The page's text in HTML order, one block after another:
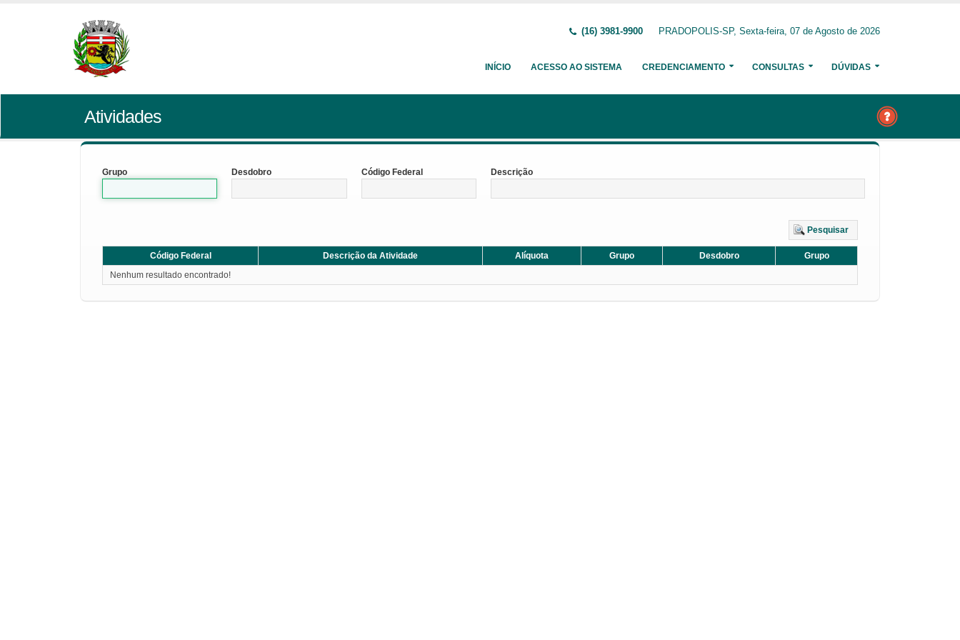
(16) 3981-9900 PRADOPOLIS-SP, Sexta-feira, 07 de Agosto de 2026
INÍCIO ACESSO AO SISTEMA CREDENCIAMENTO CONSULTAS DÚVIDAS
Atividades
Grupo Desdobro Código Federal Descrição
Pesquisar
Código Federal Descrição da Atividade Alíquota Grupo Desdobro
Grupo
Nenhum resultado encontrado!